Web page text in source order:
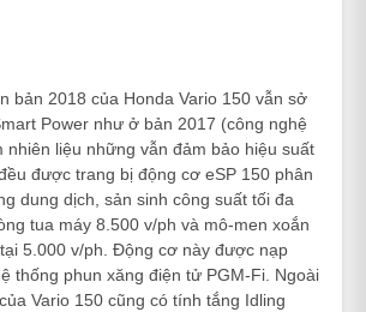
bản 2018 của Honda Vario 150 vẫn sở
Power như ở bản 2017 (công nghệ
nhiên liệu những vẫn đảm bảo hiệu suất
được trang bị động cơ eSP 150 phân
dung dịch, sản sinh công suất tối đa
tua máy 8.500 v/ph và mô-men xoắn
5.000 v/ph. Động cơ này được nạp
thống phun xăng điện tử PGM-Fi. Ngoài
Vario 150 cũng có tính tắng Idling